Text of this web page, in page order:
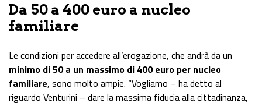
Da 50 a 400 euro a nucleo
familiare
Le condizioni per accedere all’erogazione, che andrà da un
minimo di 50 a un massimo di 400 euro per nucleo
familiare, sono molto ampie. “Vogliamo – ha detto al
riguardo Venturini – dare la massima fiducia alla cittadinanza,